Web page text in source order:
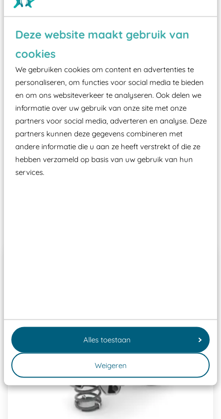
Deze website maakt gebruik van
cookies
We gebruiken cookies om content en advertenties te
personaliseren, om functies voor social media te bieden
en om ons websiteverkeer te analyseren. Ook delen we
informatie over uw gebruik van onze site met onze
partners voor social media, adverteren en analyse. Deze
partners kunnen deze gegevens combineren met
andere informatie die u aan ze heeft verstrekt of die ze
hebben verzameld op basis van uw gebruik van hun
services.
Alles toestaan
Weigeren
Wist je dat:
Vanaf een valhoogte van 1,5 meter een speciale
valondergrond onder speeltoestellen verplicht is
zoals kunstgras, rubber tegels of boomschors?
Elk speeltoestel in de openbare ruimte voorzien
moet zijn van een typekeuring, -plaatje en
certificering, uitgegeven door een Nederlands
aangewezen keuringsinstantie?
Wij ook speeltoestellen kunnen laten keuren zodat
ze toch binnen het Warenwetbesluit Attractie- en